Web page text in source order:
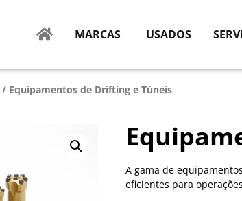
MARCAS USADOS
/ Equipamentos de Drifting e Túneis
A gama de
eficientes para